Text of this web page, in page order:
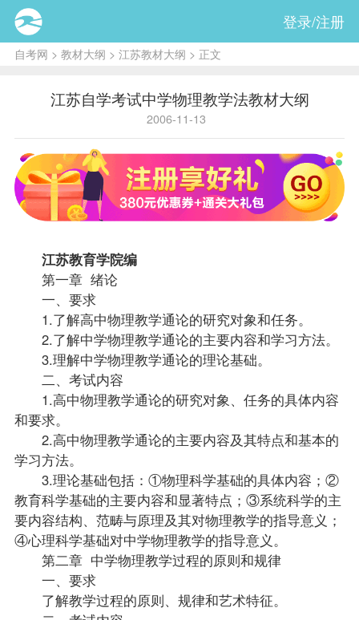
登录/注册
自考网 > 教材大纲 > 江苏教材大纲 > 正文
江苏自学考试中学物理教学法教材大纲
2006-11-13
江苏教育学院编
第一章 绪论
一、要求
1.了解高中物理教学通论的研究对象和任务。
2.了解中学物理教学通论的主要内容和学习方法。
3.理解中学物理教学通论的理论基础。
二、考试内容
1.高中物理教学通论的研究对象、任务的具体内容
和要求。
2.高中物理教学通论的主要内容及其特点和基本的
学习方法。
3.理论基础包括：①物理科学基础的具体内容；②
教育科学基础的主要内容和显著特点；③系统科学的主
要内容结构、范畴与原理及其对物理教学的指导意义；
④心理科学基础对中学物理教学的指导意义。
第二章 中学物理教学过程的原则和规律
一、要求
了解教学过程的原则、规律和艺术特征。